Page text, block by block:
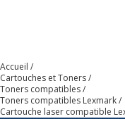
Accueil
Cartouches et Toners
Toners compatibles
Toners compatibles Lexmark
Cartouche laser compatible